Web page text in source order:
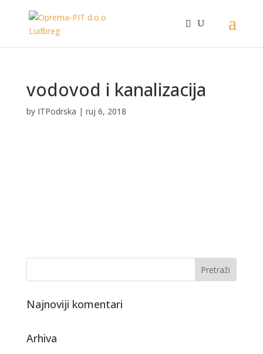
vodovod i kanalizacija
by ITPodrska | ruj 6, 2018
Najnoviji komentari
Arhiva